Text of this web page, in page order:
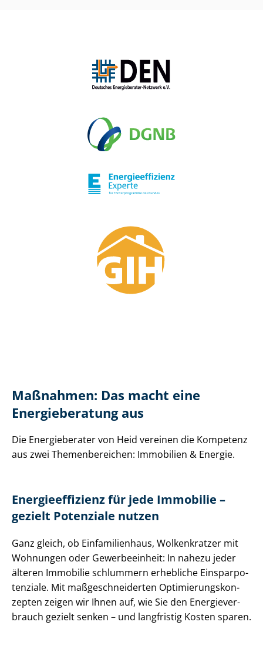
Maßnahmen: Das macht eine
Energieberatung aus
Die Energieberater von Heid vereinen die Kompetenz
aus zwei Themenbereichen: Immobilien & Energie.
En­er­gie­ef­fi­zi­enz für jede Immobilie –
gezielt Potenziale nutzen
Ganz gleich, ob Einfamilienhaus, Wolkenkratzer mit
Wohnungen oder Gewerbeeinheit: In nahezu jeder
älteren Immobilie schlummern erhebliche Ein­spar­po­
ten­zia­le. Mit maß­ge­schnei­der­ten Op­ti­mie­rungs­kon­
zep­ten zeigen wir Ihnen auf, wie Sie den En­er­gie­ver­
brauch gezielt senken – und langfristig Kosten sparen.